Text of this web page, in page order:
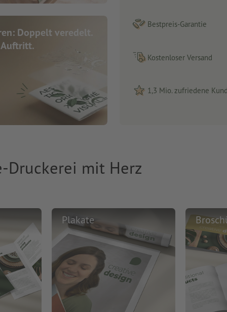
Doppelt veredelt.
Bestpreis-Garantie
Kostenloser Versand
1,3 Mio. zufriedene
Druckerei mit Herz
Plakate